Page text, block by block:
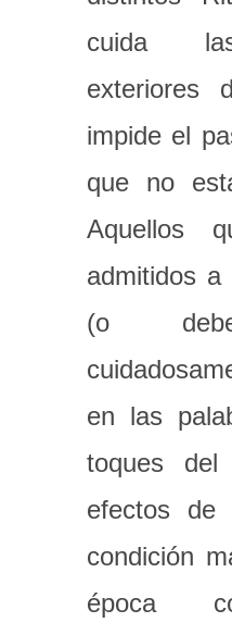
cuida
exteriores
impide el
que no
Aquellos
admitidos a
(o
en las
toques
efectos de
condición
época